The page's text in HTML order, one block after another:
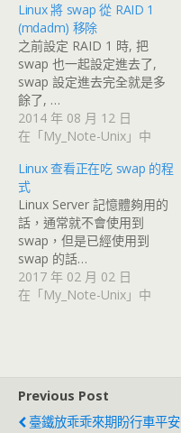
Linux 將 swap 從 RAID 1
(mdadm) 移除
之前設定 RAID 1 時, 把
swap 也一起設定進去了,
swap 設定進去完全就是多
餘了, …
2014 年 08 月 12 日
在「My_Note-Unix」中
Linux 查看正在吃 swap 的程
式
Linux Server 記憶體夠用的
話，通常就不會使用到
swap，但是已經使用到
swap 的話…
2017 年 02 月 02 日
在「My_Note-Unix」中
Previous Post
臺鐵放乖乖來期盼行車平安